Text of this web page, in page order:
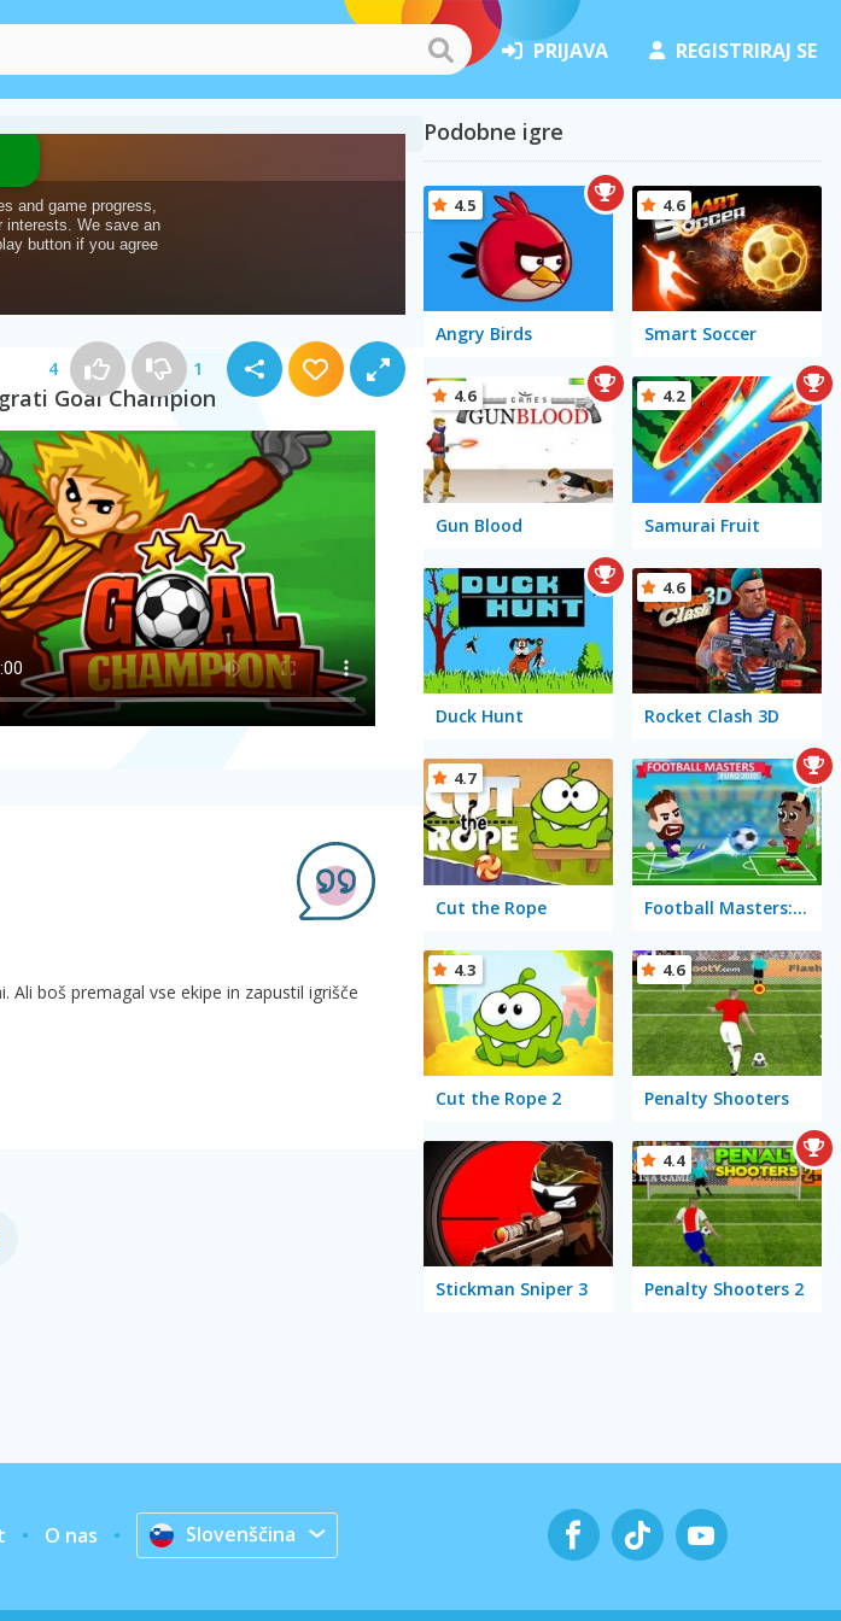
PRIJAVA REGISTRIRAJ SE
4 1
Goal Champion
boš premagal vse ekipe in zapustil igrišče
Podobne igre
Angry Birds
4.5
Smart Soccer
4.6
Gun Blood
4.6
Samurai Fruit
4.2
Duck Hunt Rocket Clash 3D
4.6
Cut the Rope
4.7
Football Masters: Euro 2020
Cut the Rope 2
4.3
Penalty Shooters
4.6
Stickman Sniper 3 Penalty Shooters 2
4.4
O nas Slovenščina